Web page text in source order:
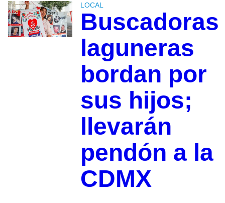
LOCAL
Buscadoras
laguneras
bordan por
sus hijos;
llevarán
pendón a la
CDMX